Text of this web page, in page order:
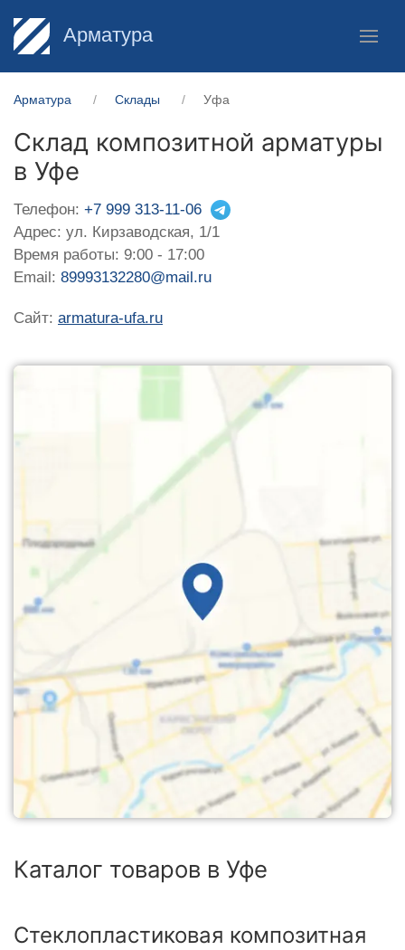
Арматура
Арматура Склады Уфа
Склад композитной арматуры
в Уфе
Телефон: +7 999 313-11-06
Адрес: ул. Кирзаводская, 1/1
Время работы: 9:00 - 17:00
Email: 89993132280@mail.ru
Сайт: armatura-ufa.ru
Каталог товаров в Уфе
Стеклопластиковая композитная